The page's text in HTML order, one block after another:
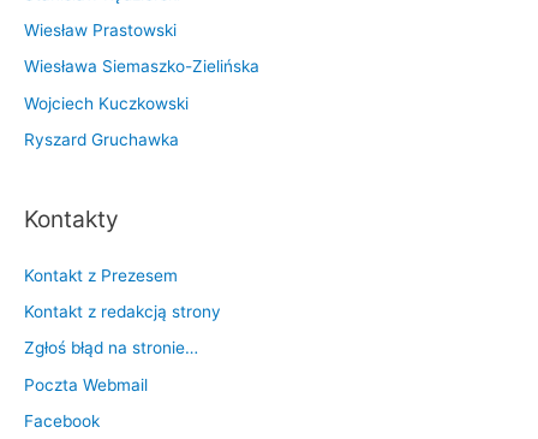
Wiesław Prastowski
Wiesława Siemaszko-Zielińska
Wojciech Kuczkowski
Ryszard Gruchawka
Kontakty
Kontakt z Prezesem
Kontakt z redakcją strony
Zgłoś błąd na stronie…
Poczta Webmail
Facebook